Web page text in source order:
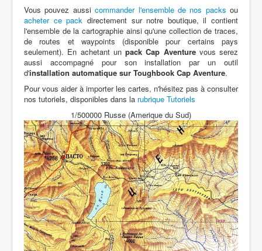
Vous pouvez aussicommander l'ensemble de nos packs ou
acheter ce pack directement sur notre boutique, il contient
l'ensemble de la cartographie ainsi qu'une collection de traces,
de routes et waypoints (disponible pour certains pays
seulement). En achetant un pack Cap Aventurevous serez
aussi accompagné pour son installation par un outil
d'installation automatique sur Toughbook Cap Aventure.
Pour vous aider à importer les cartes, n'hésitez pas à consulter
nos tutoriels, disponibles dans la rubrique Tutoriels
1/500000 Russe (Amerique du Sud)